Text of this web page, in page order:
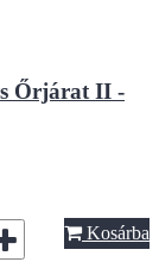
Őrjárat II -
Kosárba